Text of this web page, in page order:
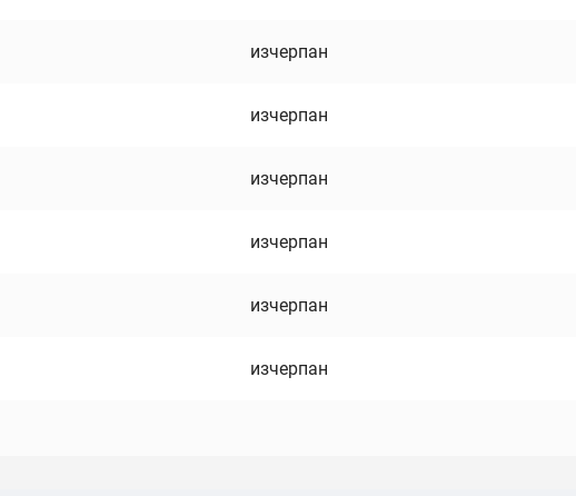
изчерпан
изчерпан
изчерпан
изчерпан
изчерпан
изчерпан